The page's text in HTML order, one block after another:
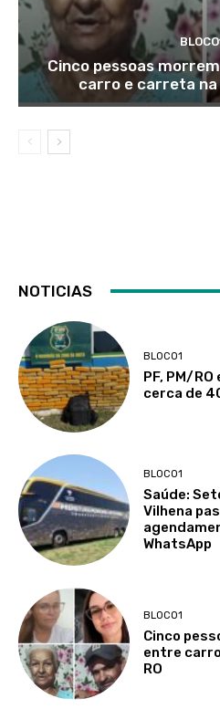
Cinco pessoas
carro e carreta na
NOTICIAS
BLOCO1
PF, PM/
cerca de
BLOCO1
Saúde:
Vilhena
WhatsApp
BLOCO1
Cinco
entre
RO